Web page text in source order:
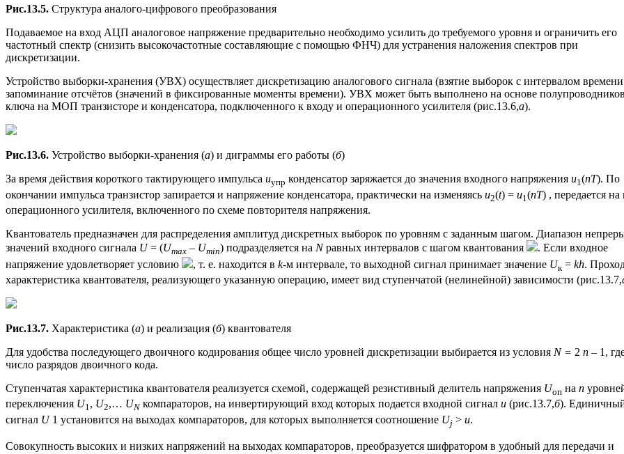
Рис.13.5. Структура аналого-цифрового преобразования
Подаваемое на вход АЦП аналоговое напряжение предварительно необходимо усилить до требуемого уровня и ограничить его
частотный спектр (снизить высокочастотные составляющие с помощью ФНЧ) для устранения наложения спектров при
дискретизации.
Устройство выборки-хранения (УВХ) осуществляет дискретизацию аналогового сигнала (взятие выборок с интервалом времени
запоминание отсчётов (значений в фиксированные моменты времени). УВХ может быть выполнено на основе
ключа на МОП транзисторе и конденсатора, подключенного к входу и операционного усилителя (рис.13.6,а).
Рис.13.6. Устройство выборки-хранения (а) и диграммы его работы (б)
За время действия короткого тактирующего импульса uупр конденсатор заряжается до значения входного напряжения u1(nT). По
окончании импульса транзистор запирается и напряжение конденсатора, практически на изменяясь u2(t) = u1 (nT) , передается
операционного усилителя, включенного по схеме повторителя напряжения.
Квантователь предназначен для распределения амплитуд дискретных выборок по уровням с заданным шагом. Диапазон
значений входного сигнала U= (Umax – Umin) подразделяется на Nравных интервалов с шагом квантования
. Если входное
напряжение удовлетворяет условию
, т. е. находится в k-м интервале, то выходной сигнал принимает значение Uк = kh.
характеристика квантователя, реализующего указанную операцию, имеет вид ступенчатой (нелинейной) зависимости (рис.13.7,
Рис.13.7. Характеристика (а) и реализация (б) квантователя
Для удобства последующего двоичного кодирования общее число уровней дискретизации выбирается из условия N = 2 n – 1,
число разрядов двоичного кода.
Ступенчатая характеристика квантователя реализуется схемой, содержащей резистивный делитель напряжения Uоп на n
переключения U1, U2,… UN компараторов, на инвертирующий вход которых подается входной сигнал u (рис.13.7,б).
сигнал U1 установится на выходах компараторов, для которых выполняется соотношение Uj > u.
Совокупность высоких и низких напряжений на выходах компараторов, преобразуется шифратором в удобный для передачи и